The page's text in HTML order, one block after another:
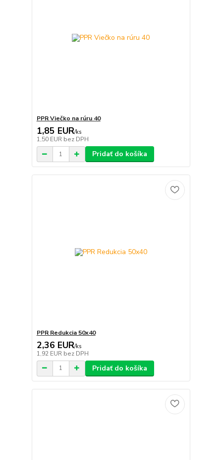
PPR Viečko na rúru 40
1,85 EUR/ks
1,50 EUR bez DPH
Pridať do košíka
PPR Redukcia 50x40
2,36 EUR/ks
1,92 EUR bez DPH
Pridať do košíka